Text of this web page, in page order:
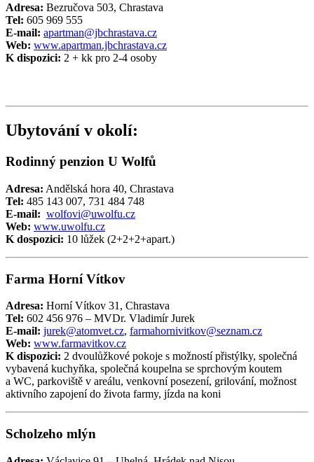
Adresa: Bezručova 503, Chrastava
Tel: 605 969 555
E-mail: apartman@jbchrastava.cz
Web: www.apartman.jbchrastava.cz
K dispozici: 2 + kk pro 2-4 osoby
Ubytování v okolí:
Rodinný penzion U Wolfů
Adresa: Andělská hora 40, Chrastava
Tel: 485 143 007, 731 484 748
E-mail: wolfovi@uwolfu.cz
Web: www.uwolfu.cz
K dospozici: 10 lůžek (2+2+2+apart.)
Farma Horní Vítkov
Adresa: Horní Vítkov 31, Chrastava
Tel: 602 456 976 – MVDr. Vladimír Jurek
E-mail: jurek@atomvet.cz, farmahornivitkov@seznam.cz
Web: www.farmavitkov.cz
K dispozici: 2 dvoulůžkové pokoje s možností přistýlky, společná
vybavená kuchyňka, společná koupelna se sprchovým koutem
a WC, parkoviště v areálu, venkovní posezení, grilování, možnost
aktivního zapojení do života farmy, jízda na koni
Scholzeho mlýn